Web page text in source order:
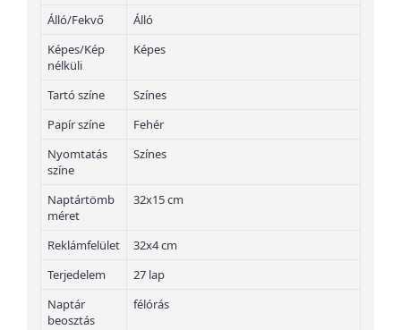
Álló/Fekvő
Álló
Képes/Kép
nélküli
Képes
Tartó színe
Színes
Papír színe
Fehér
Nyomtatás
színe
Színes
Naptártömb
méret
32x15 cm
Reklámfelület
32x4 cm
Terjedelem
27 lap
Naptár
beosztás
félórás